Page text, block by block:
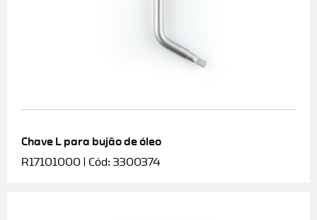
Chave L para bujão de óleo
R17101000 | Cód: 3300374